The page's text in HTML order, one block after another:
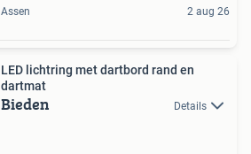
Assen 2 aug 26
LED lichtring met dartbord rand en
dartmat
Bieden Details